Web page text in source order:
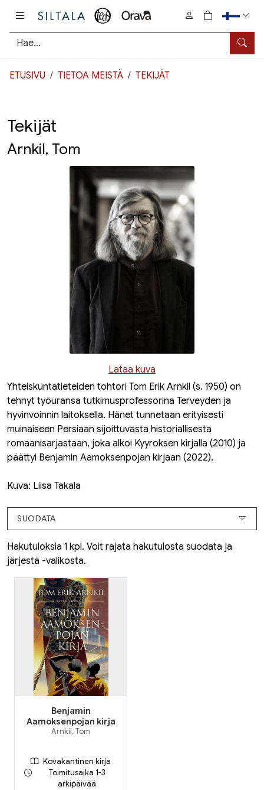
Hae
0
tuotetta
ETUSIVU TIETOA MEISTÄ TEKIJÄT
Tekijät
Arnkil, Tom
Lataa kuva
Yhteiskuntatieteiden tohtori Tom Erik Arnkil (s. 1950) on
tehnyt työuransa tutkimusprofessorina Terveyden ja
hyvinvoinnin laitoksella. Hänet tunnetaan erityisesti
muinaiseen Persiaan sijoittuvasta historiallisesta
romaanisarjastaan, joka alkoi Kyyroksen kirjalla (2010) ja
päättyi Benjamin Aamoksenpojan kirjaan (2022).
Kuva: Liisa Takala
SUODATA
Hakutuloksia 1 kpl. Voit rajata hakutulosta suodata ja
järjestä -valikosta.
Benjamin
Aamoksenpojan kirja
Arnkil, Tom
Kovakantinen kirja
Toimitusaika 1-3
arkipäivää